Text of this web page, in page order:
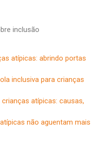
inclusão
atípicas: abrindo portas
inclusiva para crianças
atípicas: causas,
não aguentam mais